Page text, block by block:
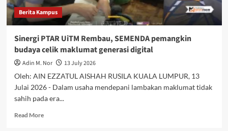
Berita Kampus
Sinergi PTAR UiTM Rembau, SEMENDA pemangkin
budaya celik maklumat generasi digital
Adin M. Nor
13 July 2026
Oleh: AIN EZZATUL AISHAH RUSILA KUALA LUMPUR, 13
Julai 2026 - Dalam usaha mendepani lambakan maklumat tidak
sahih pada era...
Read More